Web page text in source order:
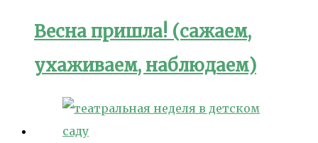
Весна пришла! (сажаем,
ухаживаем, наблюдаем)